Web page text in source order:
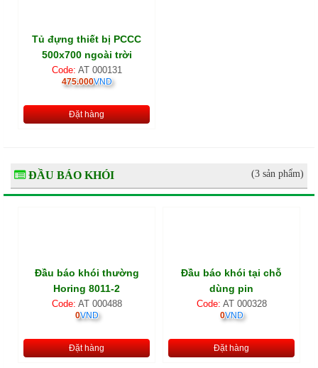
Tủ đựng thiết bị PCCC
500x700 ngoài trời
Code: AT 000131
475.000VND
Đặt hàng
ĐẦU BÁO KHÓI (3 sản phẩm)
Đầu báo khói thường
Horing 8011-2
Code: AT 000488
0VND
Đặt hàng
Đầu báo khói tại chỗ
dùng pin
Code: AT 000328
0VND
Đặt hàng